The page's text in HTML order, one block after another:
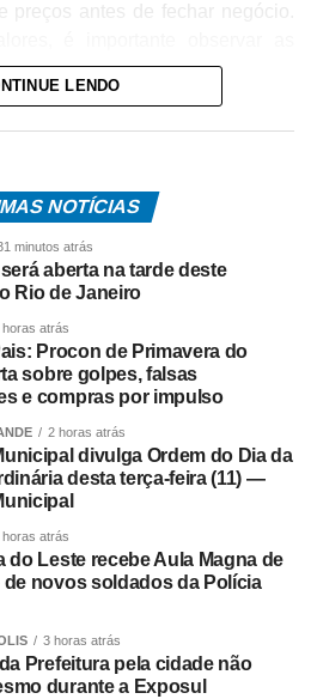
preços antes de fechar negócio.
verificando possíveis
à vista e parceladas, bem como
que podem elevar
para a data estão flores,
personalizados. Nesses
que todas as características
registradas de forma clara,
produtos, quantidade, tipo de
de entrega e eventuais taxas
comemorar a data em
a atenção deve estar voltada às
de serviço e couvert artístico
consumação mínima, multa por
de desperdício não podem ser
se estende aos serviços de
sobre acomodações, preços e
LENDO
NOTÍCIAS
minutos atrás
aberta na tarde deste
Rio de Janeiro
horas atrás
Procon de Primavera do
sobre golpes, falsas
e compras por impulso
2 horas atrás
divulga Ordem do Dia da
desta terça-feira (11) —
horas atrás
do Leste recebe Aula Magna de
de novos soldados da Polícia
3 horas atrás
Prefeitura pela cidade não
durante a Exposul